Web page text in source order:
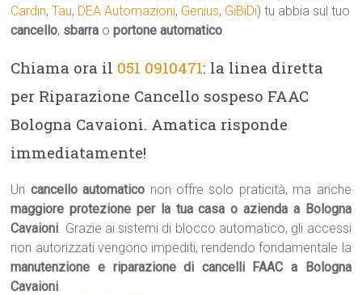
Cardin,Tau, DEA Automazioni, Genius, GiBiDi) tu abbia sul tuo
cancello, sbarra oportone automatico.
Chiama ora il 051 0910471: la linea diretta
per Riparazione Cancello sospeso FAAC
Bologna Cavaioni. Amatica risponde
immediatamente!
Un cancello automatico non offre solo praticità, ma anche
maggiore protezione per la tua casa o azienda a Bologna
Cavaioni. Grazie ai sistemi di blocco automatico, gli accessi
non autorizzati vengono impediti, rendendo fondamentale la
manutenzione e riparazione di cancelli FAAC a Bologna
Cavaioni.